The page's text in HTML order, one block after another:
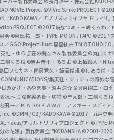
a
n
n
e
l
MOVIE Project ©ViVid Strike PROJECT
／KADOKAWA／「プリズマ☆イリヤ ドライ!!
PROJECT ©2017 暁なつめ・三嶋くろね／
会 ©東出祐一郎・TYPE-MOON / FAPC ©2017
／GGO Project illust.黒星紅白 TM ©TOHO
社・ゆらぎ荘の幽奈さん製作委員会©丸山くが
嶋くろね ©岩井恭平・るろお ©上栖綴人・
田フミカネ・南房秀久・飯沼俊規 ©しめさば・
COMMUNICATIONS/集英社・ジョジョの奇妙な
みかげ・みやま零・深井涼介 ©賀東招二・四
え～じ ©柳実冬貴・切符 ©羊太郎・三嶋くろね
田 一／ＫＡＤＯＫＡＷＡ アスキー・メディア
Inc. ©DMM / C2 / KADOKAWA ©2017 丸戸史明
・acus/アサルトリリィプロジェクト ©TYPE-
花嫁」製作委員会 ®KODANSHA ©2001-2020